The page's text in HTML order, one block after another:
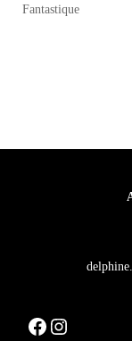
Fantastique
Facebook
Instagram